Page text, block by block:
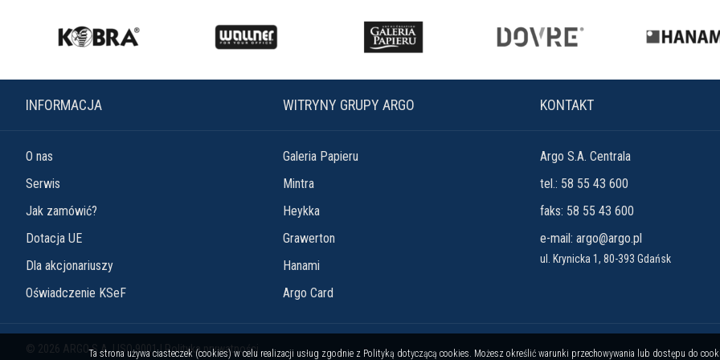
INFORMACJA
O nas
Serwis
Jak zamówić?
Dotacja UE
Dla akcjonariuszy
Oświadczenie KSeF
WITRYNY GRUPY ARGO
Galeria Papieru
Mintra
Heykka
Grawerton
Hanami
Argo Card
KONTAKT
Argo S.A. Centrala
tel.: 58 55 43 600
faks: 58 55 43 600
e-mail: argo@argo.pl
ul. Krynicka 1, 80-393 Gdańsk
© 2026 ARGO S.A. |ISO 9001|Polityka prywatności
Ta strona używa ciasteczek (cookies) w celu realizacji usług zgodnie z Polityką dotyczącą cookies. Możesz określić warunki przechowywania lub dostępu do